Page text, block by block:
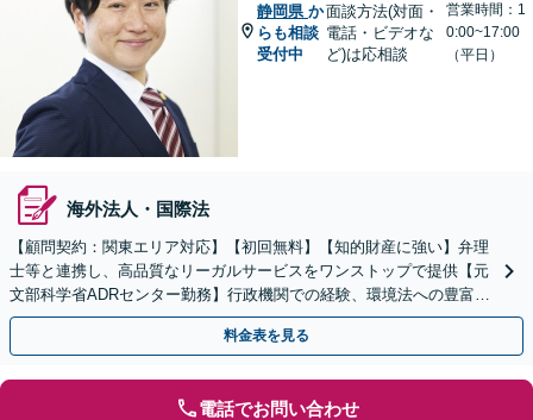
静岡県 か
らも相談
受付中
面談方法(対面・
電話・ビデオな
ど)は応相談
営業時間：1
0:00~17:00
（平日）
海外法人・国際法
【顧問契約：関東エリア対応】【初回無料】【知的財産に強い】弁理
士等と連携し、高品質なリーガルサービスをワンストップで提供【元
文部科学省ADRセンター勤務】行政機関での経験、環境法への豊富な
知識を活かし、事業者さまの抱える問題を解決へ導きます
料金表を見る
電話でお問い合わせ